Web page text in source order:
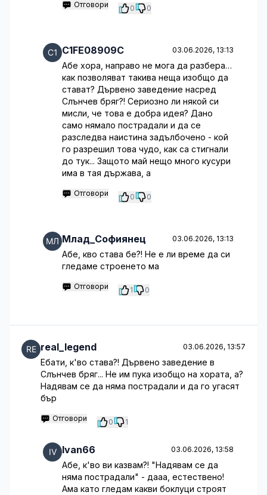
Отговори 0 0
C1FE08909C 03.06.2026, 13:13
Абе хора, направо не мога да разбера…
как позволяват такива неща изобщо да
стават? Дървено заведение насред
Слънчев бряг?! Сериозно ли някой си
мисли, че това е добра идея? Дано
само нямало пострадали и да се
разследва наистина задълбочено - кой
го разрешил това чудо, как са стигнали
до тук... Защото май нещо много кусури
има в тая държава, а
Отговори 0 0
Млад_Софиянец 03.06.2026, 13:13
Абе, кво става бе?! Не е ли време да си
гледаме строенето ма
Отговори 1 0
real_legend 03.06.2026, 13:57
Ебати, к'во става?! Дървено заведение в
Слънчев бряг... Не им пука изобщо на хората, а?
Надявам се да няма пострадали и да го угасят
бър
Отговори 0 1
Ivan66 03.06.2026, 13:58
Абе, к'во ви казвам?! "Надявам се да
няма пострадали" - дааа, естествено!
Ама като гледам какви боклуци строят